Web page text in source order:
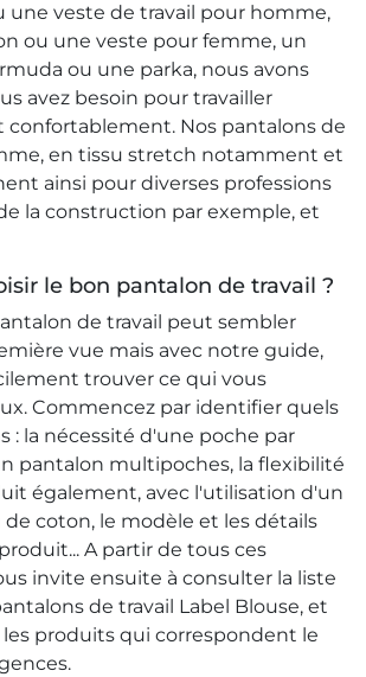
une veste de travail pour homme,
ou une veste pour femme, un
ou une parka, nous avons
avez besoin pour travailler
Nos pantalons de
en tissu stretch notamment et
ainsi pour diverses professions
la construction par exemple, et
le bon pantalon de travail ?
de travail peut sembler
vue mais avec notre guide,
trouver ce qui vous
Commencez par identifier quels
: la nécessité d'une poche par
pantalon multipoches, la flexibilité
également, avec l'utilisation d'un
coton, le modèle et les détails
A partir de tous ces
invite ensuite à consulter la liste
de travail Label Blouse, et
les produits qui correspondent le